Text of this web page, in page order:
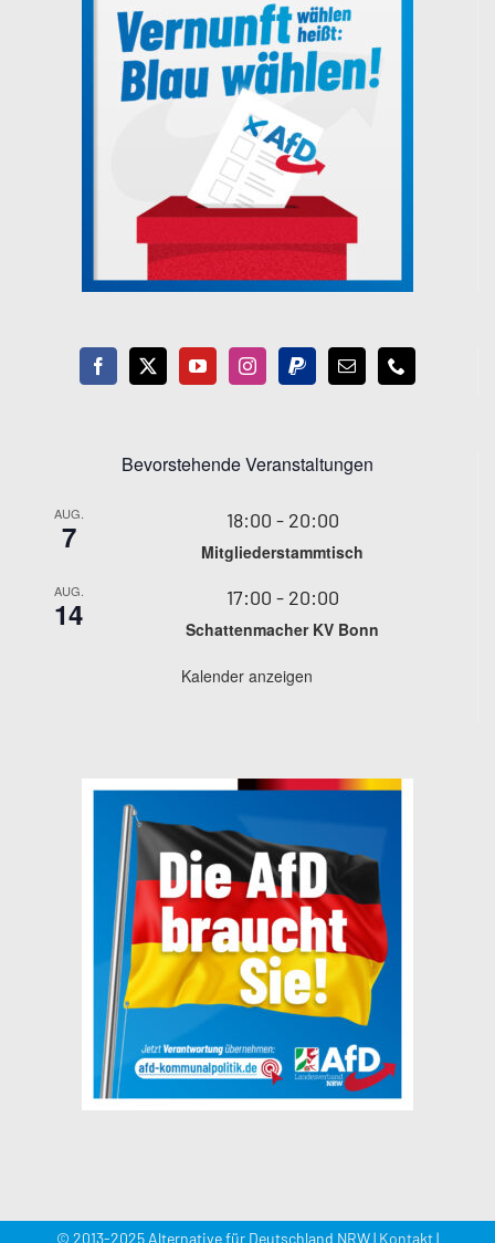
Bevorstehende Veranstaltungen
AUG.
7 18:00 - 20:00
Mitgliederstammtisch
AUG.
14 17:00 - 20:00
Schattenmacher KV Bonn
Kalender anzeigen
© 2013-2025 Alternative für Deutschland NRW | Kontakt|